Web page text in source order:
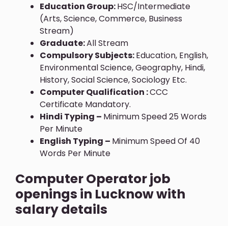
Education Group:HSC/Intermediate
(Arts, Science, Commerce, Business
Stream)
Graduate:All Stream
Compulsory Subjects:Education, English,
Environmental Science, Geography, Hindi,
History, Social Science, Sociology Etc.
Computer Qualification :CCC
Certificate Mandatory.
Hindi Typing – Minimum Speed 25 Words
Per Minute
English Typing – Minimum Speed Of 40
Words Per Minute
Computer Operator job
openings in Lucknow with
salary details